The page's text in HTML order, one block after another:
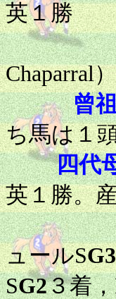
英１勝
アメリ
Chaparral
曾
ち馬は１
四代
英１勝。
ュールSG3
SG2３着